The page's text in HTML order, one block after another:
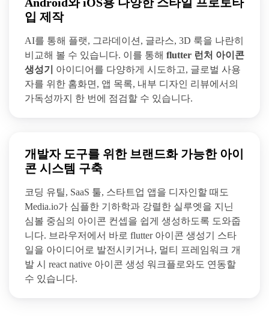
입 제작
AI를 통해 플랫, 그라데이션, 글라스, 3D 룩을 나란히
비교해 볼 수 있습니다. 이를 통해 flutter 런처 아이콘
생성기
아이디어를 다양하게 시도하고, 글로벌 사용
자를 위한 홈화면, 앱 목록, 내부 디자인 리뷰에서의
가독성까지 한 번에 점검할 수 있습니다.
개발자 도구를 위한 브랜드화 가능한 아이
콘 시스템 구축
코딩 유틸, SaaS 툴, 스타트업 앱을 디자인할 때도
Media.io가 심플한 기하학과 강렬한 실루엣을 지닌
심볼 중심의 아이콘 컨셉을 쉽게 생성하도록 도와줍
니다. 브라우저에서 바로 flutter 아이콘 생성기 스타
일을 아이디어로 발전시키거나, 멀티 프레임워크 개
발 시 react native 아이콘 생성 워크플로와도 연동할
수 있습니다.